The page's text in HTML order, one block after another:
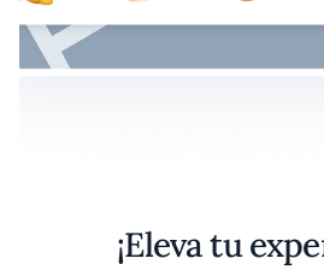
¡Eleva tu